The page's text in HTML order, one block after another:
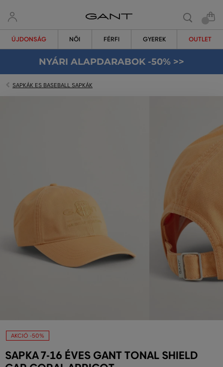
ÚJDONSÁG NŐI FÉRFI GYEREK OUTLET
NYÁRI ALAPDARABOK -50% >>
SAPKÁK ES BASEBALL SAPKÁK
AKCIÓ -50%
SAPKA 7-16 ÉVES GANT TONAL SHIELD